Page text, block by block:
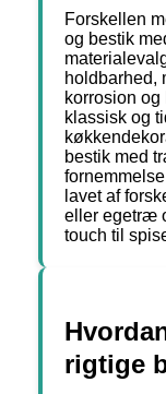
Forskellen
og bestik
holdbarhed,
korrosion
klassisk og
bestik med
lavet af
eller egetræ
touch til
rigtige